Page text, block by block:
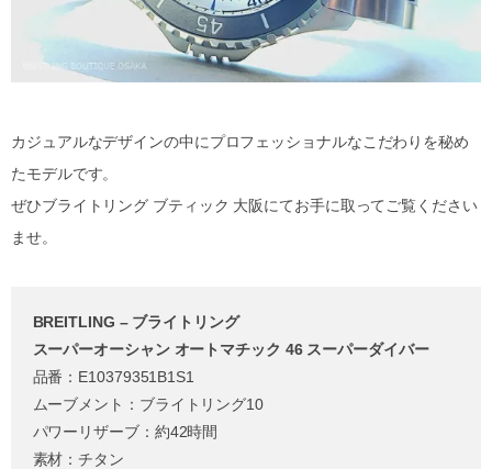
カジュアルなデザインの中にプロフェッショナルなこだわりを秘め
たモデルです。
ぜひブライトリング ブティック 大阪にてお手に取ってご覧ください
ませ。
BREITLING – ブライトリング
スーパーオーシャン オートマチック 46 スーパーダイバー
品番：E10379351B1S1
ムーブメント：ブライトリング10
パワーリザーブ：約42時間
素材：チタン